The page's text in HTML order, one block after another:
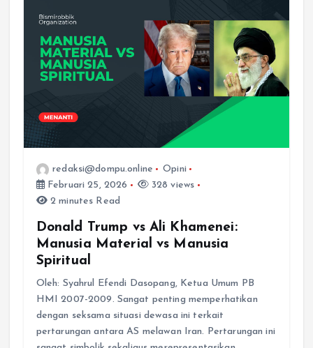
redaksi@dompu.online
Opini
Februari 25, 2026
328 views
2 minutes Read
Donald Trump vs Ali Khamenei:
Manusia Material vs Manusia
Spiritual
Oleh: Syahrul Efendi Dasopang, Ketua Umum PB
HMI 2007-2009. Sangat penting memperhatikan
dengan seksama situasi dewasa ini terkait
pertarungan antara AS melawan Iran. Pertarungan ini